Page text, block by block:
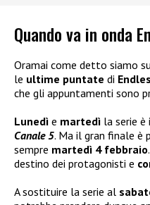
Quando va in onda
Oramai come detto siamo
le ultime puntate di
che gli appuntamenti sono
Lunedì e martedì la serie
Canale 5. Ma il gran finale è
sempre martedì 4 febbraio
destino dei protagonisti e
A sostituire la serie al